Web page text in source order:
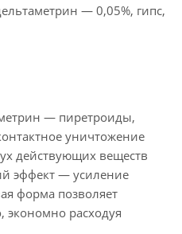
— 0,05%, гипс,
— пиретроиды,
уничтожение
действующих веществ
эффект — усиление
форма позволяет
экономно расходуя